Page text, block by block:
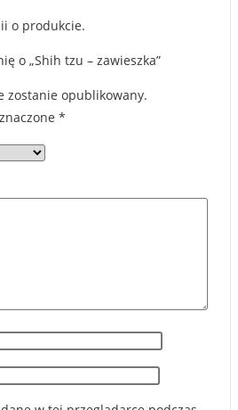
o produkcie.
o „Shih tzu – zawieszka”
zostanie opublikowany.
*